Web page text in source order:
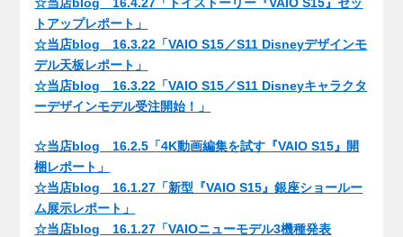
トアップレポート」
☆当店blog 16.3.22「VAIO S15／S11 Disneyデザインモ
デル天板レポート」
☆当店blog 16.3.22「VAIO S15／S11 Disneyキャラクタ
ーデザインモデル受注開始！」
☆当店blog 16.2.5「4K動画編集を試す『VAIO S15』開
梱レポート」
☆当店blog 16.1.27「新型『VAIO S15』銀座ショールー
ム展示レポート」
☆当店blog 16.1.27「VAIOニューモデル3機種発表